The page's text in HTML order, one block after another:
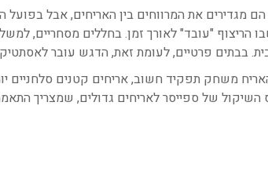
מגדירים את המרווחים בין האריחים, אבל
הריצוף "עובד" לאורך זמן. בחללים מסחריים,
בבתים פרטיים, לעומת זאת, הדגש עובר
משחק תפקיד חשוב, אריחים קטנים סלחניים
השיקול של ספייסר לאריחים גדולים, שמצריך